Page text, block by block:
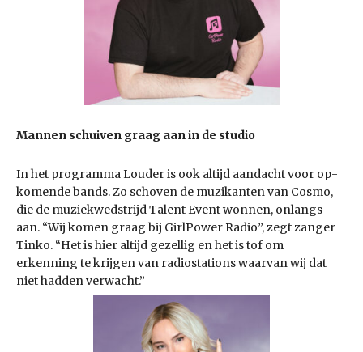
Mannen schuiven graag aan in de studio
In het programma Louder is ook altijd aandacht voor op-
komende bands. Zo schoven de muzikanten van Cosmo,
die de muziekwedstrijd Talent Event wonnen, onlangs
aan. “Wij komen graag bij GirlPower Radio”, zegt zanger
Tinko. “Het is hier altijd gezellig en het is tof om
erkenning te krijgen van radiostations waarvan wij dat
niet hadden verwacht.”